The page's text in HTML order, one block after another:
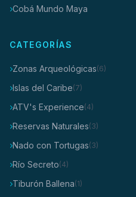
Cobá Mundo Maya
CATEGORÍAS
Zonas Arqueológicas(6)
Islas del Caribe(7)
ATV's Experience(4)
Reservas Naturales(3)
Nado con Tortugas(3)
Río Secreto(4)
Tiburón Ballena(1)